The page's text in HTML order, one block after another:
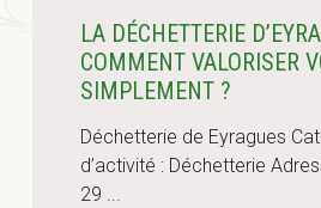
LA DÉCHETTERIE
COMMENT VALORISER
SIMPLEMENT ?
Déchetterie de Eyragues
d’activité : Déchetterie
29 ...